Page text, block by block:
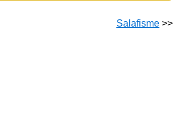
Salafisme >>